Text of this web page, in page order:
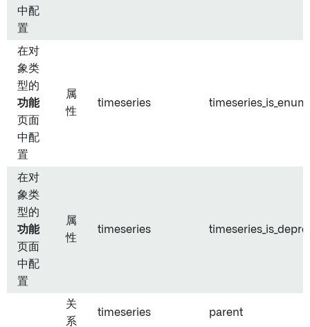
中配
置
在对
象类
型的
功能
页面
中配
置
属
性
timeseries timeseries_is_enum
在对
象类
型的
功能
页面
中配
置
属
性
timeseries
关
系
timeseries parent